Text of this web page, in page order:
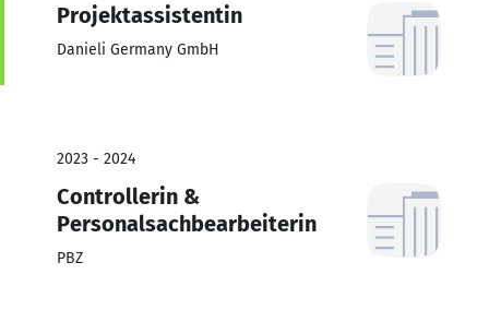
Projektassistentin
Danieli Germany GmbH
2023 - 2024
Controllerin &
Personalsachbearbeiterin
PBZ